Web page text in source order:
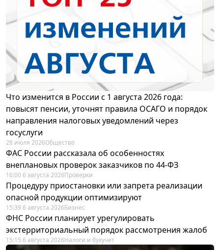
Что изменится в России с 1 августа 2026 года:
повысят пенсии, уточнят правила ОСАГО и порядок
направления налоговых уведомлений через
госуслуги
28 июля 2026Общество
ФАС России рассказала об особенностях
внеплановых проверок заказчиков по 44-ФЗ
16:00 6 августа 2026Проверки
Процедуру приостановки или запрета реализации
опасной продукции оптимизируют
15:39 6 августа 2026Бизнес
ФНС России планирует урегулировать
экстерриториальный порядок рассмотрения жалоб
15:15 6 августа 2026Налоги и бухучет